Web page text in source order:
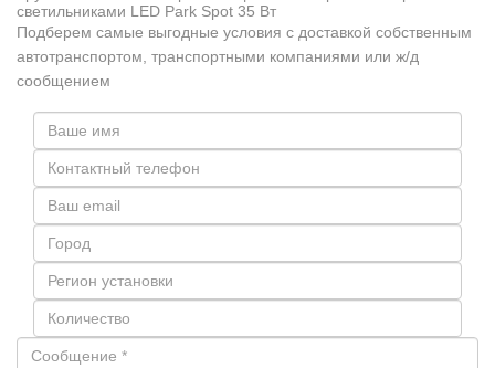
светильниками LED Park Spot 35 Вт
Подберем самые выгодные условия с доставкой собственным
автотранспортом, транспортными компаниями или ж/д
сообщением